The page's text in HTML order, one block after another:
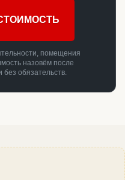
помещения
назовём после
без обязательств.